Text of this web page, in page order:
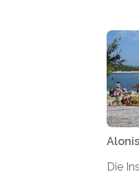
Die